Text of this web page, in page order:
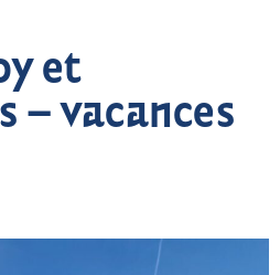
et
– vacances